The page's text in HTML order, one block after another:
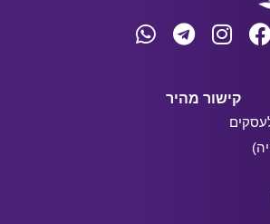
קישור מהיר